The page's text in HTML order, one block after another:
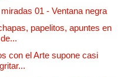
01 - Ventana negra
papelitos, apuntes en
con el Arte supone casi